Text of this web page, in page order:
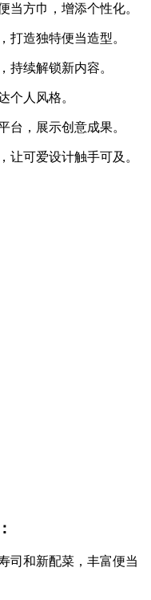
当方巾，增添个性化。
打造独特便当造型。
持续解锁新内容。
个人风格。
台，展示创意成果。
让可爱设计触手可及。
司和新配菜，丰富便当